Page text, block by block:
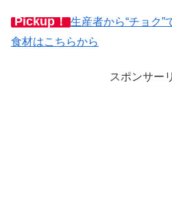
Pickup！ 生産者から“チョク”
食材はこちらから
スポンサー